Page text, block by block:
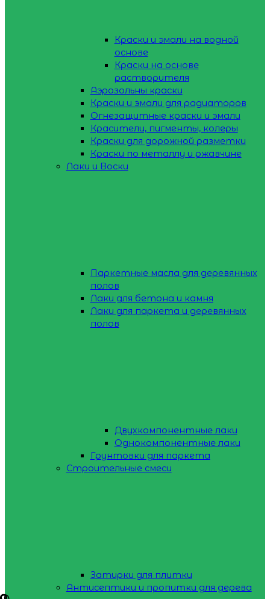
Краски и эмали на водной
основе
Краски на основе
растворителя
Аэрозольны краски
Краски и эмали для радиаторов
Огнезащитные краски и эмали
Красители, пигменты, колеры
Краски для дорожной разметки
Краски по металлу и ржавчине
Лаки и Воски
Паркетные масла для деревянных
полов
Лаки для бетона и камня
Лаки для паркета и деревянных
полов
Двухкомпонентные лаки
Однокомпонентные лаки
Грунтовки для паркета
Строительные смеси
Затирки для плитки
Антисептики и пропитки для дерева